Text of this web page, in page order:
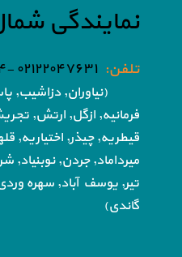
نمایندگی
تلفن: ۰۲۱۲۲۰۴۷۶۳۱ -۰۲۱۸۶۰۵۱۸۵۴
(نیاوران, دزاشیب,
فرمانیه, ازگل, ارتش,
قیطریه, چیذر, اختیاریه,
میرداماد, جردن,
تیر, یوسف آباد, سهره
گاندی)